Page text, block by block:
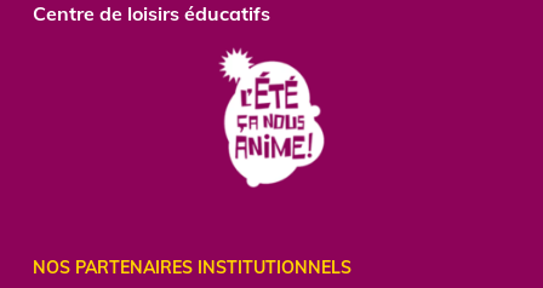
Centre de loisirs éducatifs
NOS PARTENAIRES INSTITUTIONNELS